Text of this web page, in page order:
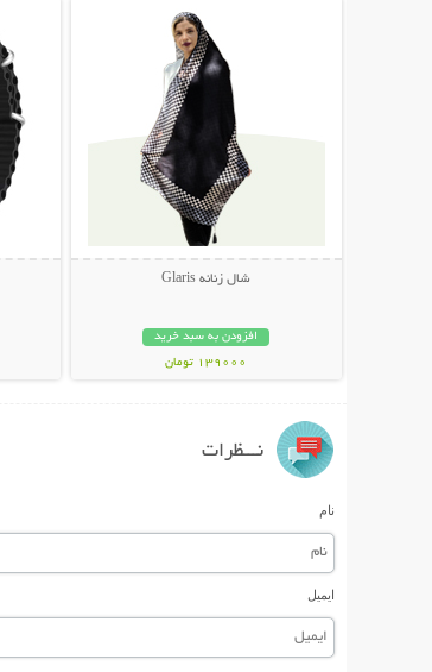
شال زنانه Glaris
افزودن به سبد خرید
139000 تومان
نـــظرات
نام
ایمیل